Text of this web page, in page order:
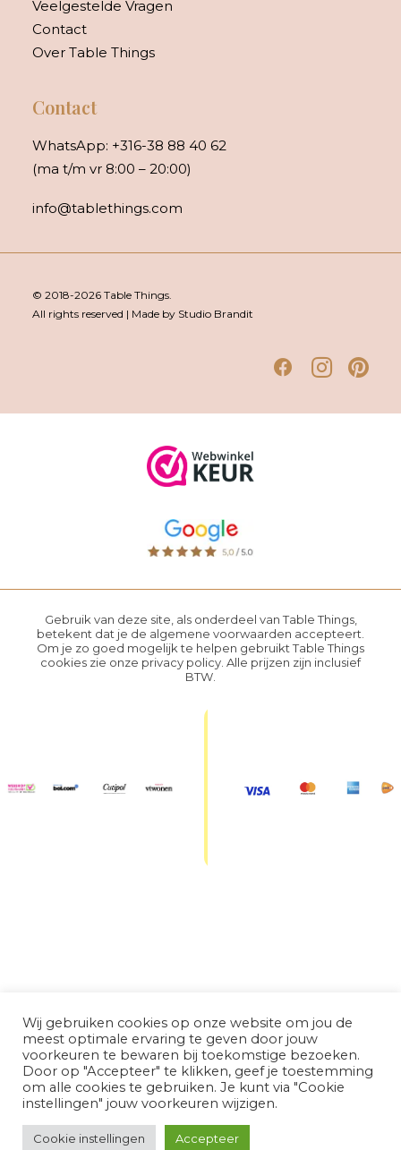
Veelgestelde Vragen
Contact
Over Table Things
Contact
WhatsApp: +316-38 88 40 62
(ma t/m vr 8:00 – 20:00)
info@tablethings.com
© 2018-2026 Table Things.
All rights reserved | Made by Studio Brandit
Gebruik van deze site, als onderdeel van Table Things,
betekent dat je de algemene voorwaarden accepteert.
Om je zo goed mogelijk te helpen gebruikt Table Things
cookies zie onze privacy policy . Alle prijzen zijn inclusief
BTW.
Wij gebruiken cookies op onze website om jou de
meest optimale ervaring te geven door jouw
voorkeuren te bewaren bij toekomstige bezoeken.
Door op "Accepteer" te klikken, geef je toestemming
om alle cookies te gebruiken. Je kunt via "Cookie
instellingen" jouw voorkeuren wijzigen.
Cookie instellingen Accepteer